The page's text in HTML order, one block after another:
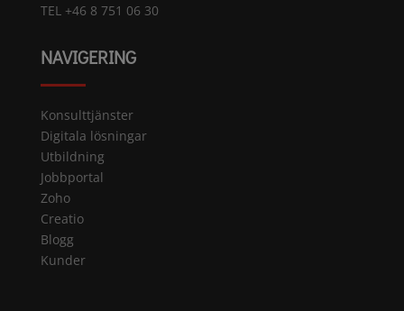
TEL +46 8 751 06 30
NAVIGERING
Konsulttjänster
Digitala lösningar
Utbildning
Jobbportal
Zoho
Creatio
Blogg
Kunder